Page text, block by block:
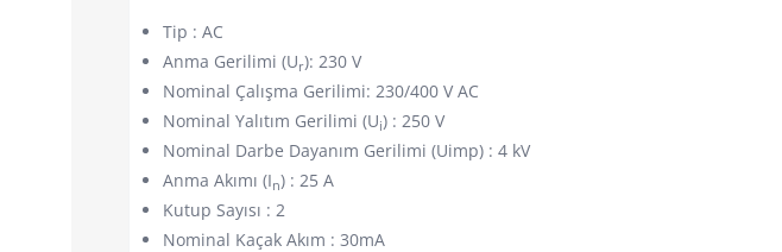
Tip : AC
Anma Gerilimi (Ur): 230 V
Nominal Çalışma Gerilimi: 230/400 V AC
Nominal Yalıtım Gerilimi (Ui) : 250 V
Nominal Darbe Dayanım Gerilimi (Uimp) : 4 kV
Anma Akımı (In) : 25 A
Kutup Sayısı : 2
Nominal Kaçak Akım : 30mA